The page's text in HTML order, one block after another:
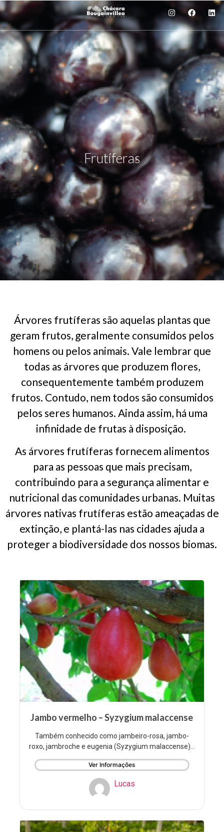
Frutíferas
Árvores frutíferas são aquelas plantas que
geram frutos, geralmente consumidos pelos
homens ou pelos animais. Vale lembrar que
todas as árvores que produzem flores,
consequentemente também produzem
frutos. Contudo, nem todos são consumidos
pelos seres humanos. Ainda assim, há uma
infinidade de frutas à disposição.
As árvores frutíferas fornecem alimentos
para as pessoas que mais precisam,
contribuindo para a segurança alimentar e
nutricional das comunidades urbanas. Muitas
árvores nativas frutíferas estão ameaçadas de
extinção, e plantá-las nas cidades ajuda a
proteger a biodiversidade dos nossos biomas.
Jambo vermelho – Syzygium malaccense
Também conhecido como jambeiro-rosa, jambo-
roxo, jambroche e eugenia (Syzygium malaccense)...
Ver Informações
Lucas